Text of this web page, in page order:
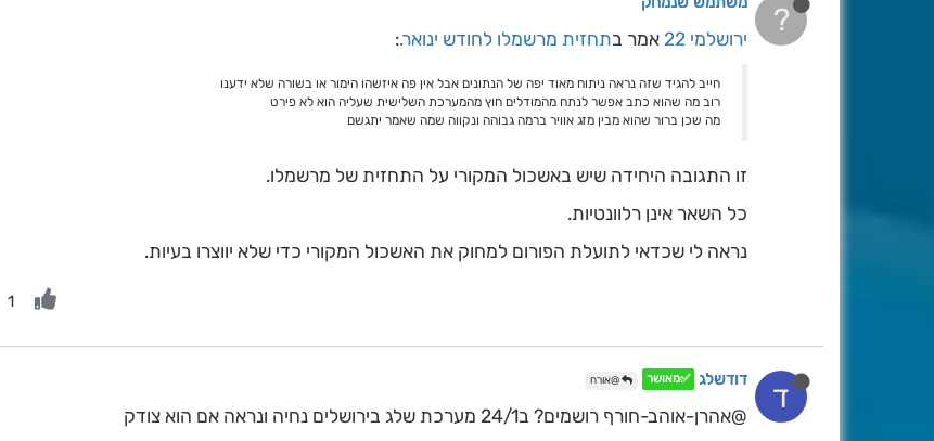
?
ירושלמי 22 אמר בתחזית מרשמלו לחודש ינואר.:
חייב להגיד שזה נראה ניתוח מאוד יפה של הנתונים אבל אין פה איזשהו הימור או בשורה שלא ידענו
רוב מה שהוא כתב אפשר לנתח מהמודלים חוץ מהמערכת השלישית שעליה הוא לא פירט
מה שכן ברור שהוא מבין מזג אוויר ברמה גבוהה ונקווה שמה שאמר יתגשם
זו התגובה היחידה שיש באשכול המקורי על התחזית של מרשמלו.
כל השאר אינן רלוונטיות.
נראה לי שכדאי לתועלת הפורום למחוק את האשכול המקורי כדי שלא יווצרו בעיות.
1
ד דודשלג ✅מאושר @אורח
@אהרן-אוהב-חורף רושמים? ב24/1 מערכת שלג בירושלים נחיה ונראה אם הוא צודק